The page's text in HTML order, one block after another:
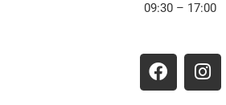
09:30 – 17:00